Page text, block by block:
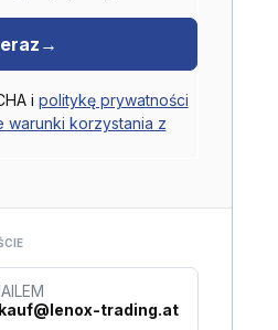
→
i politykę prywatności
warunki korzystania z
trading.at